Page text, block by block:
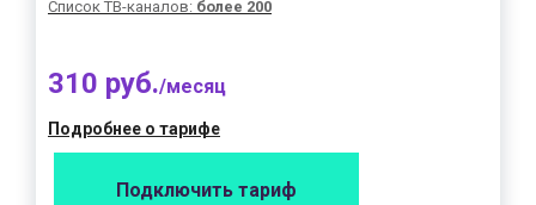
Список ТВ-каналов: более 200
310 руб./месяц
Подробнее о тарифе
Подключить тариф